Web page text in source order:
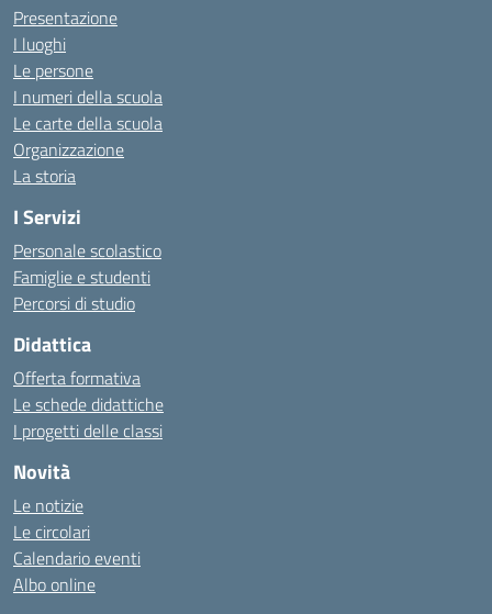
Presentazione
I luoghi
Le persone
I numeri della scuola
Le carte della scuola
Organizzazione
La storia
I Servizi
Personale scolastico
Famiglie e studenti
Percorsi di studio
Didattica
Offerta formativa
Le schede didattiche
I progetti delle classi
Novità
Le notizie
Le circolari
Calendario eventi
Albo online